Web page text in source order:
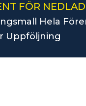
FÖR
Hela
Uppföljning